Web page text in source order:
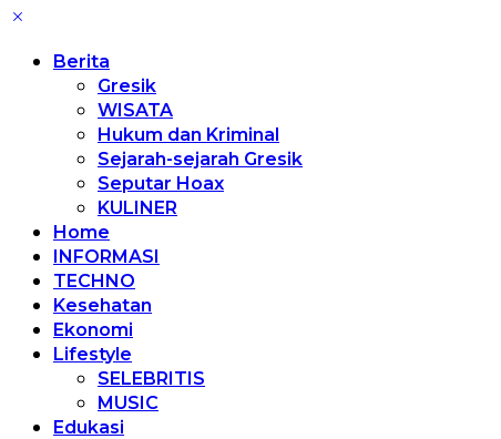
Berita
Gresik
WISATA
Hukum dan Kriminal
Sejarah-sejarah Gresik
Seputar Hoax
KULINER
Home
INFORMASI
TECHNO
Kesehatan
Ekonomi
Lifestyle
SELEBRITIS
MUSIC
Edukasi